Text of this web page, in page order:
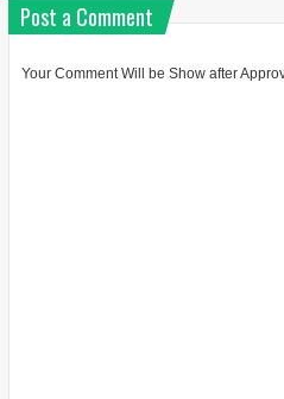
Post a Comment
Your Comment Will be Show after